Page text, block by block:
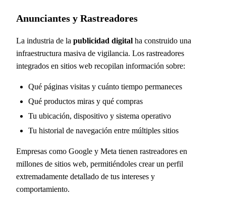
Anunciantes y Rastreadores
La industria de la publicidad digital ha construido una
infraestructura masiva de vigilancia. Los rastreadores
integrados en sitios web recopilan información sobre:
Qué páginas visitas y cuánto tiempo permaneces
Qué productos miras y qué compras
Tu ubicación, dispositivo y sistema operativo
Tu historial de navegación entre múltiples sitios
Empresas como Google y Meta tienen rastreadores en
millones de sitios web, permitiéndoles crear un perfil
extremadamente detallado de tus intereses y
comportamiento.